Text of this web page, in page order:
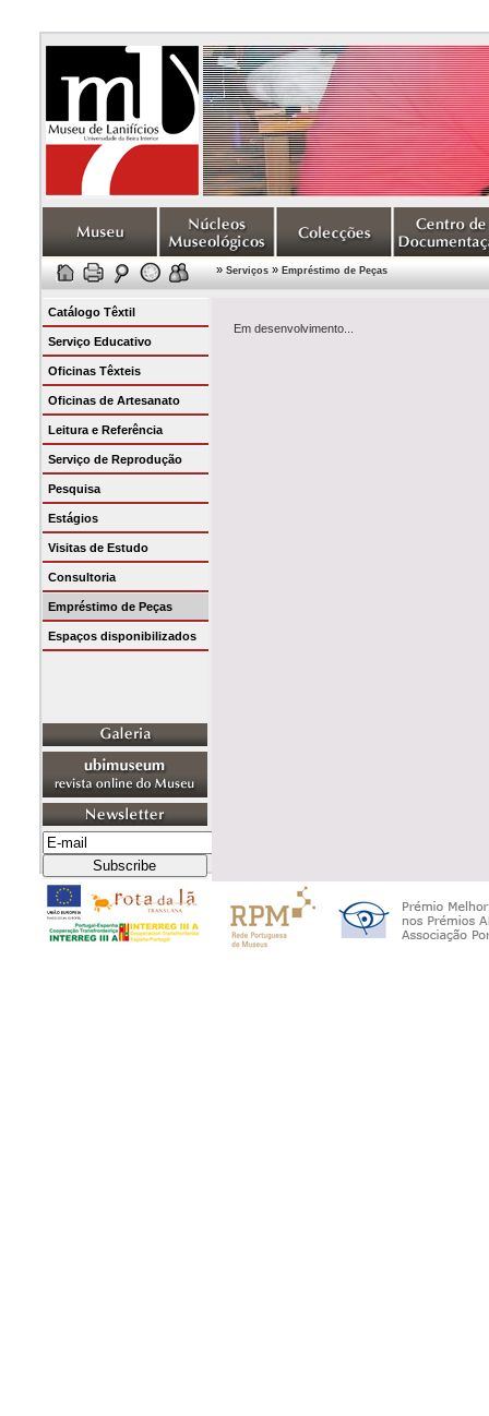
» Serviços» Empréstimo de Peças
Catálogo Têxtil
Serviço Educativo
Oficinas Têxteis
Oficinas de Artesanato
Leitura e Referência
Serviço de Reprodução
Pesquisa
Estágios
Visitas de Estudo
Consultoria
Empréstimo de Peças
Espaços disponibilizados
Em desenvolvimento...